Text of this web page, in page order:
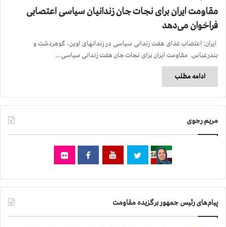
مقاومت ایران برای نجات جان زندانیان سیاسی اعتصابی
فراخوان می‌دهد
ایران: اعتصاب غذای هفت زندانی سیاسی در زندانهای اوین، گوهردشت و
بندرعباس. مقاومت ایران برای نجات جان هفت زندانی سیاسی…
ادامه مطلب
مریم رجوی
پیام‌های رئیس جمهور برگزیده مقاومت